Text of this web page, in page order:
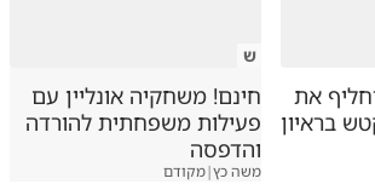
את
בראיון
ש
חינם! משחקיה אונליין עם
פעילות משפחתית להורדה
והדפסה
משה כץ|מקודם